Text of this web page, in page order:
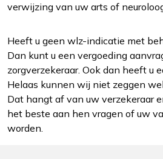
verwijzing van uw arts of
Heeft u geen wlz-indicatie met
Dan kunt u een vergoeding
zorgverzekeraar. Ook dan heeft u
Helaas kunnen wij niet zeggen
Dat hangt af van uw verzekeraar
het beste aan hen vragen of uw
worden.